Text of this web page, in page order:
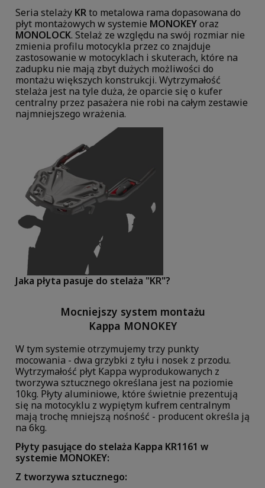
Seria stelaży KRto metalowa rama dopasowana do
płyt montażowych w systemie MONOKEYoraz
MONOLOCK. Stelaż ze względu na swój rozmiar nie
zmienia profilu motocykla przez co znajduje
zastosowanie w motocyklach i skuterach, które na
zadupku nie mają zbyt dużych możliwości do
montażu większych konstrukcji. Wytrzymałość
stelaża jest na tyle duża, że oparcie się o kufer
centralny przez pasażera nie robi na całym zestawie
najmniejszego wrażenia.
Jaka płyta pasuje do stelaża "KR"?
Mocniejszy system montażu
Kappa MONOKEY
W tym systemie otrzymujemy trzy punkty
mocowania - dwa grzybki z tyłu i nosek z przodu.
Wytrzymałość płyt Kappa wyprodukowanych z
tworzywa sztucznego określana jest na poziomie
10kg. Płyty aluminiowe, które świetnie prezentują
się na motocyklu z wypiętym kufrem centralnym
mają trochę mniejszą nośność - producent określa ją
na 6kg.
Płyty pasujące do stelaża Kappa KR1161 w
systemie MONOKEY:
Z tworzywa sztucznego: